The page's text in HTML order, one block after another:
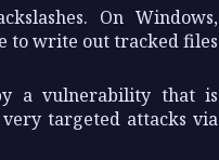
On Windows,
to write out tracked files
a vulnerability that is
targeted attacks via